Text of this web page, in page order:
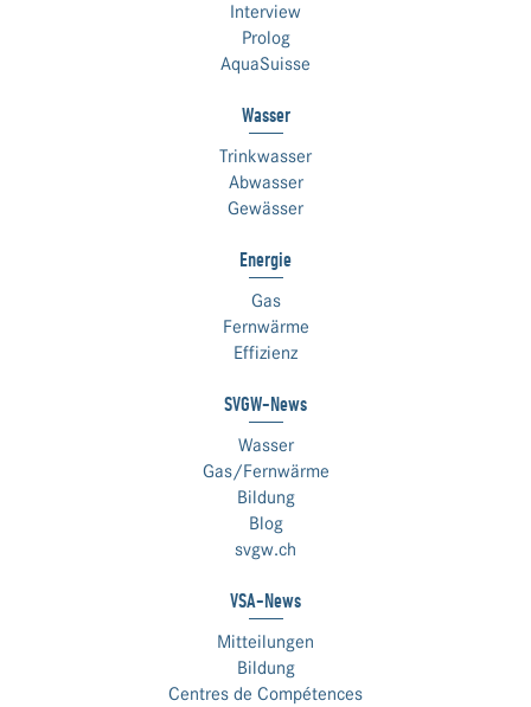
Interview
Prolog
AquaSuisse
Wasser
Trinkwasser
Abwasser
Gewässer
Energie
Gas
Fernwärme
Effizienz
SVGW-News
Wasser
Gas/Fernwärme
Bildung
Blog
svgw.ch
VSA-News
Mitteilungen
Bildung
Centres de Compétences